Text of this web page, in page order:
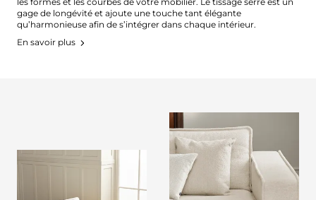
gage de longévité et ajoute une touche tant élégante
qu’harmonieuse afin de s’intégrer dans chaque intérieur.
En savoir plus